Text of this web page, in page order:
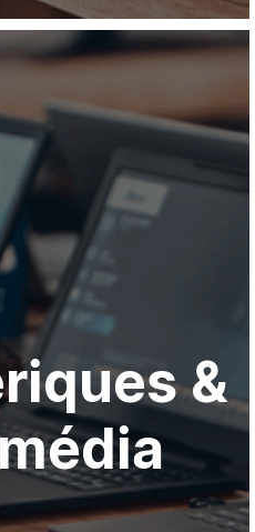
&